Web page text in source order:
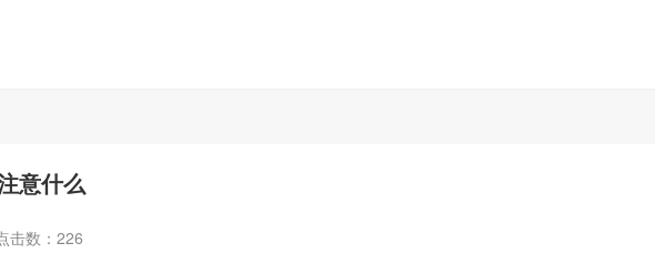
意什么
击数： 226